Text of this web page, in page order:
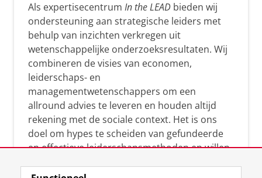
Als expertisecentrum In the LEAD bieden wij
ondersteuning aan strategische leiders met
behulp van inzichten verkregen uit
wetenschappelijke onderzoeksresultaten. Wij
combineren de visies van economen,
leiderschaps- en
managementwetenschappers om een
allround advies te leveren en houden altijd
rekening met de sociale context. Het is ons
doel om hypes te scheiden van gefundeerde
en effectieve leiderschapsmethoden en willen